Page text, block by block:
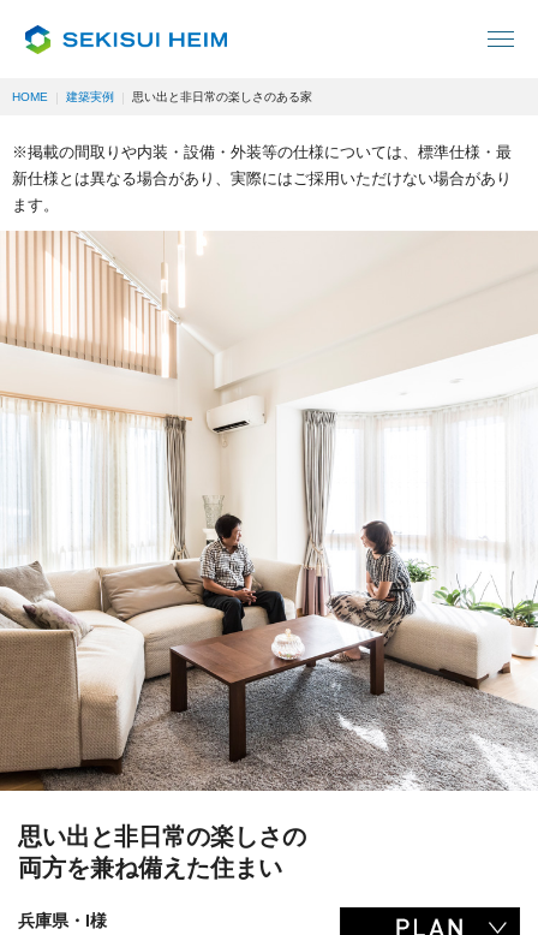
HOME 建築実例 思い出と非日常の楽しさのある家
※掲載の間取りや内装・設備・外装等の仕様については、標準仕様・最
新仕様とは異なる場合があり、実際にはご採用いただけない場合があり
ます。
思い出と非日常の楽しさの
両方を兼ね備えた住まい
兵庫県・I様